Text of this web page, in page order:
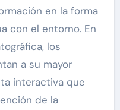
en la forma
con el entorno. En
los
a su mayor
interactiva que
de la